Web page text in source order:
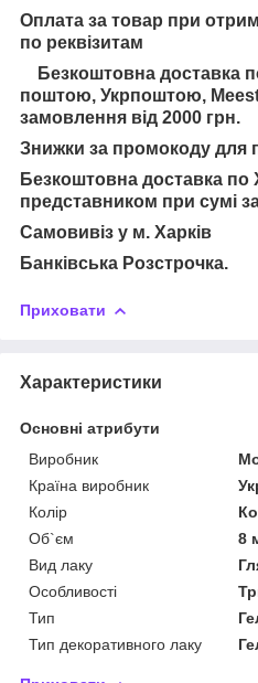
Оплата за товар при
по реквізитам
Безкоштовна доставка
поштою, Укрпоштою,
замовлення від 2000 грн.
Знижки за промокоду для
Безкоштовна доставка по
представником при сумі
Самовивіз у м. Харків
Банківська Розстрочка.
Приховати
Характеристики
Основні атрибути
Виробник
Країна виробник
Колір
Об`єм
8
Вид лаку
Особливості
Тип
Тип декоративного лаку